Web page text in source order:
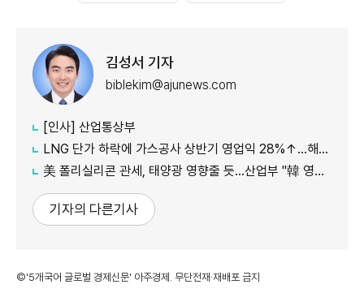
김성서 기자
biblekim@ajunews.com
[인사] 산업통상부
LNG 단가 하락에 가스공사 상반기 영업익 28%↑…해외사업 호조도 한몫
美 폴리실리콘 관세, 태양광 영향줄 듯…산업부 "韓 영향 최소화 협의"
기자의 다른기사
©'5개국어 글로벌 경제신문' 아주경제. 무단전재·재배포 금지